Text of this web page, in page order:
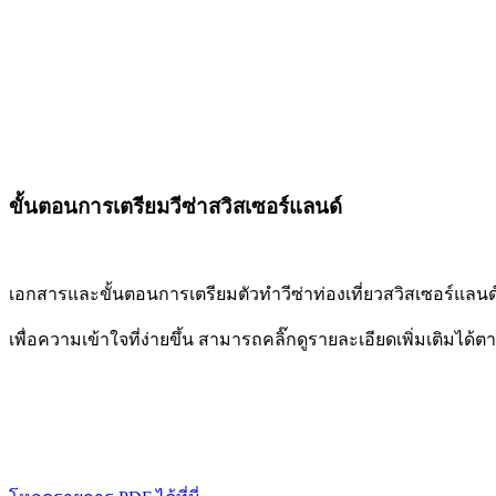
ขั้นตอนการเตรียมวีซ่าสวิสเซอร์แลนด์
เอกสารและขั้นตอนการเตรียมตัวทำวีซ่าท่องเที่ยวสวิสเซอร์แลน
เพื่อความเข้าใจที่ง่ายขึ้น สามารถคลิ๊กดูรายละเอียดเพิ่มเติมได้